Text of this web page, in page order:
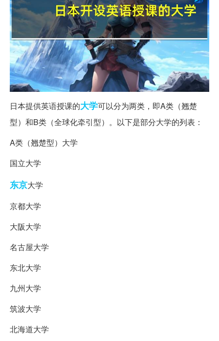
日本提供英语授课的大学可以分为两类，即A类（翘楚
型）和B类（全球化牵引型）。以下是部分大学的列表：
A类（翘楚型）大学
国立大学
东京大学
京都大学
大阪大学
名古屋大学
东北大学
九州大学
筑波大学
北海道大学